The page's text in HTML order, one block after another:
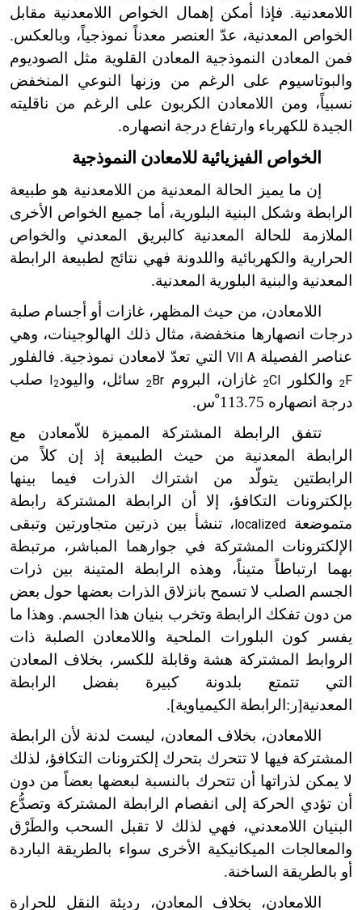
اللامعدنية. فإذا أمكن إهمال الخواص اللامعدنية مقابل
الخواص المعدنية، عدّ العنصر معدناً نموذجياً، وبالعكس.
فمن المعادن النموذجية المعادن القلوية مثل الصوديوم
والبوتاسيوم على الرغم من وزنها النوعي المنخفض
نسبياً، ومن اللامعادن الكربون على الرغم من ناقليته
الجيدة للكهرباء وارتفاع درجة انصهاره.
الخواص الفيزيائية للامعادن النموذجية
إن ما يميز الحالة المعدنية من اللامعدنية هو طبيعة
الرابطة وشكل البنية البلورية، أما جميع الخواص الأخرى
الملازمة للحالة المعدنية كالبريق المعدني والخواص
الحرارية والكهربائية واللدونة فهي نتائج لطبيعة الرابطة
المعدنية والبنية البلورية المعدنية.
اللامعادن، من حيث المظهر، غازات أو أجسام صلبة
درجات انصهارها منخفضة، مثال ذلك الهالوجينات، وهي
عناصر الفصيلةVII A التي تعدّ لامعادن نموذجية. فالفلور
F
2 والكلور Cl
2غازان، البروم Br
2سائل، واليود2
صلب
درجة انصهاره 113.75 ْس.
تتفق الرابطة المشتركة المميزة للاّمعادن مع
الرابطة المعدنية من حيث الطبيعة إذ إن كلاً من
الرابطتين يتولّد من اشتراك الذرات فيما بينها
بإلكترونات التكافؤ، إلا أن الرابطة المشتركة رابطة
متموضعة
localized ، تنشأ بين ذرتين متجاورتين وتبقى
الإلكترونات المشتركة في جوارهما المباشر، مرتبطة
بهما ارتباطاً متيناً، وهذه الرابطة المتينة بين ذرات
الجسم الصلب لا تسمح بانزلاق الذرات بعضها حول بعض
من دون تفكك الرابطة وتخرب بنيان هذا الجسم. وهذا ما
يفسر كون البلورات الملحية واللامعادن الصلبة ذات
الروابط المشتركة هشة وقابلة للكسر، بخلاف المعادن
التي تتمتع بلدونة كبيرة بفضل الرابطة
المعدنية[ر:الرابطة الكيمياوية].
اللامعادن، بخلاف المعادن، ليست لدنة لأن الرابطة
المشتركة فيها لا تتحرك بتحرك إلكترونات التكافؤ، لذلك
لا يمكن لذراتها أن تتحرك بالنسبة لبعضها بعضاً من دون
أن تؤدي الحركة إلى انفصام الرابطة المشتركة وتصدُّع
البنيان اللامعدني، فهي لذلك لا تقبل السحب والطَرْق
والمعالجات الميكانيكية الأخرى سواء بالطريقة الباردة
أو بالطريقة الساخنة.
اللامعادن، بخلاف المعادن، رديئة النقل للحرارة